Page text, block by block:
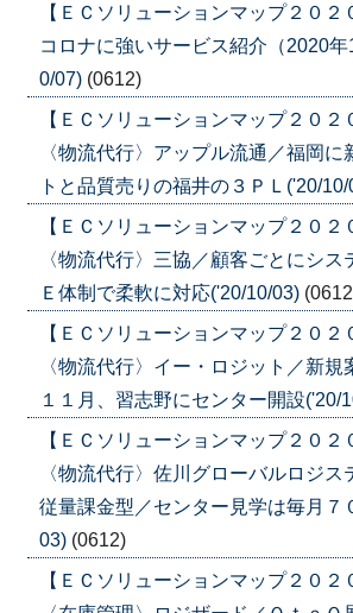
【ＥＣソリューションマップ２０
コロナに強いサービス紹介（2020
0/07) (0612)
【ＥＣソリューションマップ２０
〈物流代行〉アップル流通／福岡に
トと品質売りの福井の３ＰＬ('20/10/
【ＥＣソリューションマップ２０
〈物流代行〉三協／顧客ごとにシス
Ｅ体制で柔軟に対応('20/10/03)
【ＥＣソリューションマップ２０
〈物流代行〉イー・ロジット／新規
１１月、習志野にセンター開設('20/
【ＥＣソリューションマップ２０
〈物流代行〉佐川グローバルロジス
従量課金型／センター見学は毎月７
03) (0612)
【ＥＣソリューションマップ２０